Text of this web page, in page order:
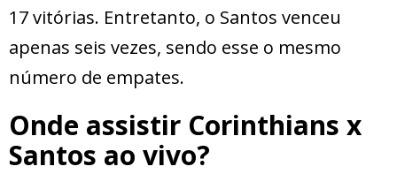
17 vitórias. Entretanto, o Santos venceu
apenas seis vezes, sendo esse o mesmo
número de empates.
Onde assistir Corinthians x
Santos ao vivo?